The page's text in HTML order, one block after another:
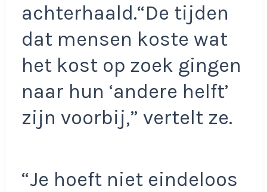
achterhaald.“De tijden
dat mensen koste wat
het kost op zoek gingen
naar hun ‘andere helft’
zijn voorbij,” vertelt ze.
“Je hoeft niet eindeloos